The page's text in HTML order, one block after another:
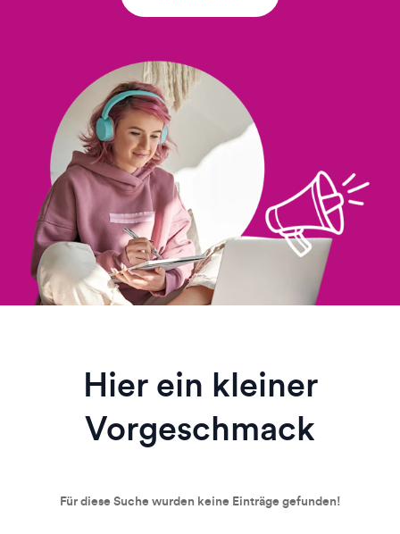
Hier ein kleiner
Vorgeschmack
Für diese Suche wurden keine Einträge gefunden!